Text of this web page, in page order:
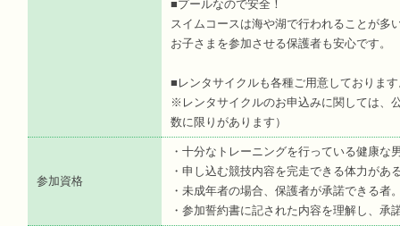
■プールなので安全！
スイムコースは海や湖で行われることが多
お子さまを参加させる保護者も安心です。
■レンタサイクルも各種ご用意しておりま
※レンタサイクルのお申込みに関しては、
数に限りがあります）
参加資格
・十分なトレーニングを行っている健康な
・申し込む競技内容を完走できる体力があ
・未成年者の場合、保護者が承諾できる者
・参加誓約書に記された内容を理解し、承